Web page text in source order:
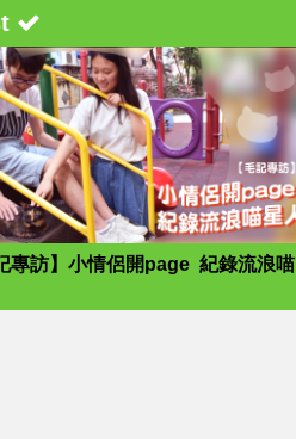
專訪】小情侶開page 紀錄流浪喵